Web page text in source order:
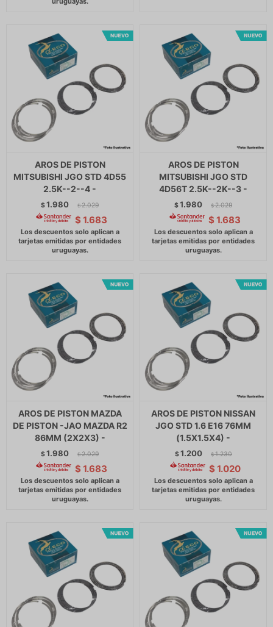
AROS DE PISTON
MITSUBISHI JGO STD 4D55
2.5K--2--4 -
$1.980 $ 2.029
$ 1.683
AROS DE PISTON
MITSUBISHI JGO STD
4D56T 2.5K--2K--3 -
$1.980 $ 2.029
$ 1.683
AROS DE PISTON MAZDA
DE PISTON -JAO MAZDA R2
86MM (2X2X3) -
$1.980 $ 2.029
$ 1.683
AROS DE PISTON NISSAN
JGO STD 1.6 E16 76MM
(1.5X1.5X4) -
$1.200 $ 1.230
$ 1.020